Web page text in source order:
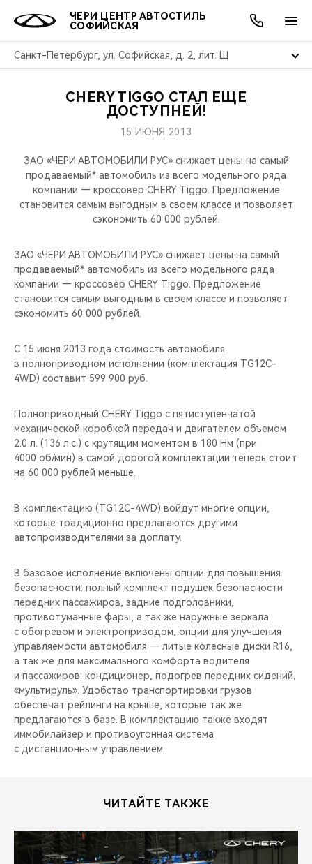
ЧЕРИ ЦЕНТР АВТОСТИЛЬ
СОФИЙСКАЯ
Санкт-Петербург, ул. Софийская, д. 2, лит. Щ
МОДЕЛИ
КРОССОВЕРЫ
НОВИНКИ
ПОКУПАТЕЛЯМ
КРЕДИТ И СТРАХОВАНИЕ
ВЛАДЕЛЬЦАМ
ЗАПЧАСТИ И АКСЕССУАРЫ
ПОДДЕРЖКА
МИР CHERY
О БРЕНДЕ
CHERY В СОЦСЕТЯХ
CHERY REMOTE
CHERY И СПОРТ
НАШИ МЕРОПРИЯТИЯ
ВИДЕООБЗОРЫ
CHERY ДЛЯ ДЕТЕЙ
АКЦИИ
ОНЛАЙН СЕРВИСЫ
КРЕДИТ
О КОМПАНИИ
МЫ В СОЦСЕТЯХ
CHERY TIGGO СТАЛ ЕЩЕ
ДОСТУПНЕЙ!
15 ИЮНЯ 2013
ЗАО «ЧЕРИ АВТОМОБИЛИ РУС» снижает цены на самый
продаваемый* автомобиль из всего модельного ряда
компании — кроссовер CHERY Tiggo. Предложение
становится самым выгодным в своем классе и позволяет
сэкономить 60 000 рублей.
ЗАО «ЧЕРИ АВТОМОБИЛИ РУС» снижает цены на самый
продаваемый* автомобиль из всего модельного ряда
компании — кроссовер CHERY Tiggo. Предложение
становится самым выгодным в своем классе и позволяет
сэкономить 60 000 рублей.
С 15 июня 2013 года стоимость автомобиля
в полноприводном исполнении (комплектация TG12C-
4WD) составит 599 900 руб.
Полноприводный CHERY Tiggo c пятиступенчатой
механической коробкой передач и двигателем объемом
2.0 л. (136 л.с.) с крутящим моментом в 180 Нм (при
4000 об/мин) в самой дорогой комплектации теперь стоит
на 60 000 рублей меньше.
В комплектацию (TG12C-4WD) войдут многие опции,
которые традиционно предлагаются другими
автопроизводителями за доплату.
В базовое исполнение включены опции для повышения
безопасности: полный комплект подушек безопасности
передних пассажиров, задние подголовники,
противотуманные фары, а так же наружные зеркала
с обогревом и электроприводом, опции для улучшения
управляемости автомобиля — литые колесные диски R16,
а так же для максимального комфорта водителя
и пассажиров: кондиционер, подогрев передних сидений,
«мультируль». Удобство транспортировки грузов
обеспечат рейлинги на крыше, которые так же
предлагаются в базе. В комплектацию также входят
иммобилайзер и противоугонная система
с дистанционным управлением.
ЧИТАЙТЕ ТАКЖЕ